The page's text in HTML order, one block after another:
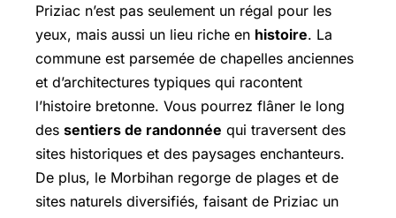
Priziac n’est pas seulement un régal pour les
yeux, mais aussi un lieu riche en histoire. La
commune est parsemée de chapelles anciennes
et d’architectures typiques qui racontent
l’histoire bretonne. Vous pourrez flâner le long
des sentiers de randonnée qui traversent des
sites historiques et des paysages enchanteurs.
De plus, le Morbihan regorge de plages et de
sites naturels diversifiés, faisant de Priziac un